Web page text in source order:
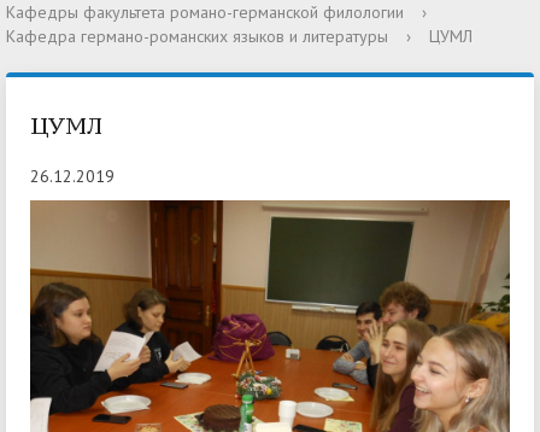
Кафедры факультета романо-германской филологии
›
Кафедра германо-романских языков и литературы
› ЦУМЛ
ЦУМЛ
26.12.2019